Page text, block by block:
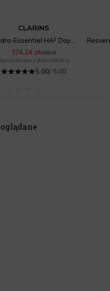
CLARINS
Hydra-Essentiel HA² Day Cream
174,24 zł198 zł
cena z 30 dni: 168,30 zł
5.00/ 5.00